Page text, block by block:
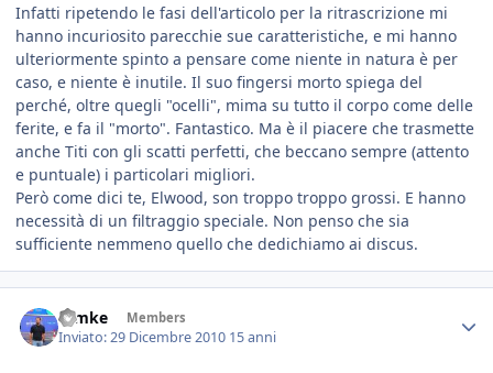
Infatti ripetendo le fasi dell'articolo per la ritrascrizione mi
hanno incuriosito parecchie sue caratteristiche, e mi hanno
ulteriormente spinto a pensare come niente in natura è per
caso, e niente è inutile. Il suo fingersi morto spiega del
perché, oltre quegli "ocelli", mima su tutto il corpo come delle
ferite, e fa il "morto". Fantastico. Ma è il piacere che trasmette
anche Titi con gli scatti perfetti, che beccano sempre (attento
e puntuale) i particolari migliori.
Però come dici te, Elwood, son troppo troppo grossi. E hanno
necessità di un filtraggio speciale. Non penso che sia
sufficiente nemmeno quello che dedichiamo ai discus.
ramke Members
Inviato:29 Dicembre 2010 15 anni